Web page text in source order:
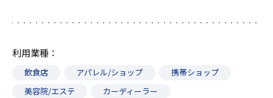
利用業種
飲食店 アパレル/ショップ
携帯ショップ
美容院/エステ
カーディーラー